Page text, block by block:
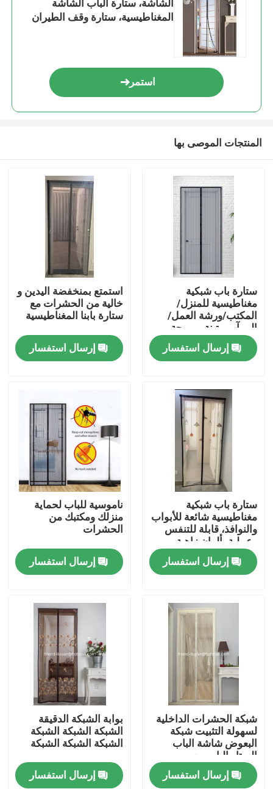
المنتجات
حول بنا
ضبط الجودة
طلب اقتباس
Russian website
الستار المغناطيسي للباب
شاشة النافذة
شبكة ظلال PE
الشاشة، ستارة الباب الشاشة
المغناطيسية، ستارة وقف الطيران
استمر
المنتجات الموصى بها
ستارة باب شبكية
مغناطيسية للمنزل/
المكتب/ورشة العمل/
المرآب متينة ومريحة
بفتحات مغناطيسية
إرسال استفسار
استمتع بمنخفضة اليدين و
خالية من الحشرات مع
ستارة بابنا المغناطيسية
إرسال استفسار
ستارة باب شبكية
مغناطيسية شائعة للأبواب
والنوافذ، قابلة للتنفس
وعملية بألوان زاهية
إرسال استفسار
ناموسية للباب لحماية
منزلك ومكتبك من
الحشرات
إرسال استفسار
شبكة الحشرات الداخلية
لسهولة التثبيت شبكة
البعوض شاشة الباب
الستار الباب مع
المغناطيس
إرسال استفسار
بوابة الشبكة الدقيقة
الشبكة الشبكة الشبكة
الشبكة الشبكة الشبكة
إرسال استفسار